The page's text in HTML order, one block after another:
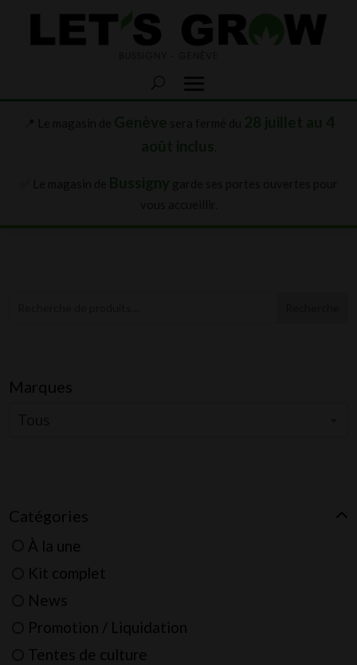
Marques
Catégories
À la une
Kit complet
News
Promotion / Liquidation
Tentes de culture